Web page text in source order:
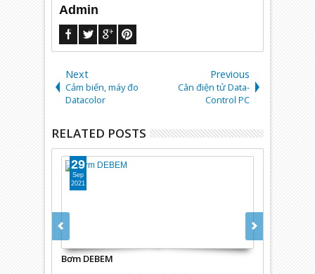
Admin
Next
Cảm biến, máy đo
Datacolor
Previous
Cân điện tử Data-
Control PC
RELATED POSTS
Bơm DEBEM
29
Sep
2021